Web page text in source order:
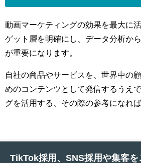
動画マーケティングの効果を最大に
ゲット層を明確にし、データ分析か
が重要になります。
自社の商品やサービスを、世界中の
めのコンテンツとして発信するうえ
グを活用する、その際の参考になれば
TikTok採用、SNS採用や集客を